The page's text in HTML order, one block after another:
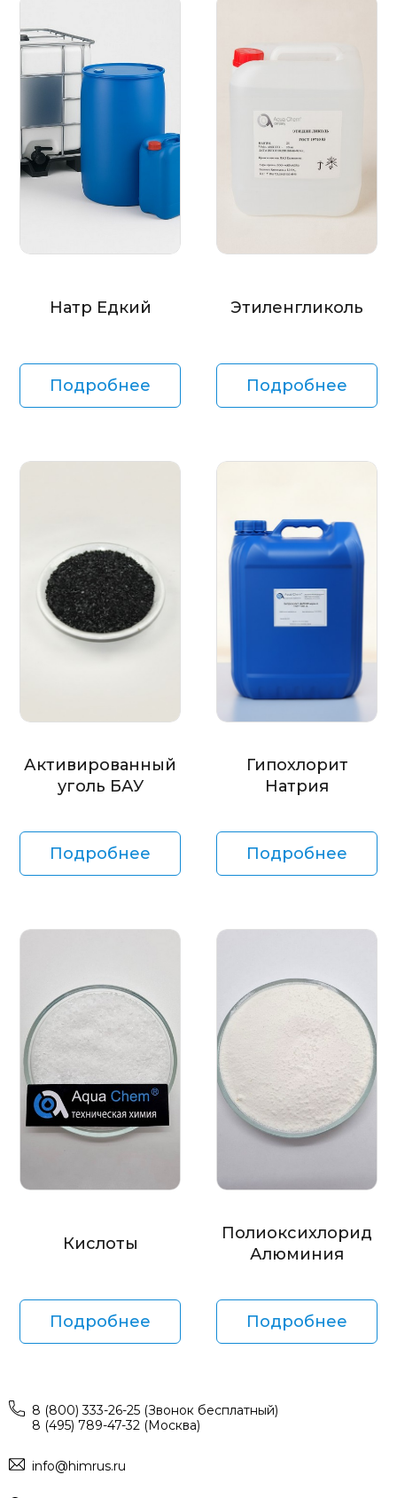
Натр Едкий
Подробнее
Этиленгликоль
Подробнее
Активированный
уголь БАУ
Подробнее
Гипохлорит
Натрия
Подробнее
Кислоты
Подробнее
Полиоксихлорид
Алюминия
Подробнее
8 (800) 333-26-25 (Звонок бесплатный)
8 (495) 789-47-32 (Москва)
info@himrus.ru